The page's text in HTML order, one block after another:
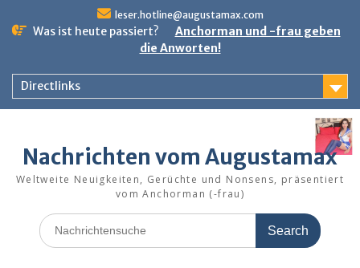
leser.hotline@augustamax.com
Was ist heute passiert?
Anchorman und -frau geben
die Anworten!
Directlinks
Nachrichten vom Augustamax
Weltweite Neuigkeiten, Gerüchte und Nonsens, präsentiert
vom Anchorman (-frau)
Search
for: